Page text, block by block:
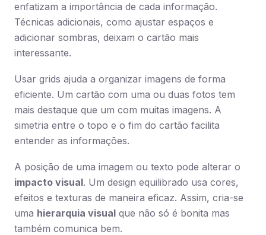
enfatizam a importância de cada informação.
Técnicas adicionais, como ajustar espaços e
adicionar sombras, deixam o cartão mais
interessante.
Usar grids ajuda a organizar imagens de forma
eficiente. Um cartão com uma ou duas fotos tem
mais destaque que um com muitas imagens. A
simetria entre o topo e o fim do cartão facilita
entender as informações.
A posição de uma imagem ou texto pode alterar o
impacto visual. Um design equilibrado usa cores,
efeitos e texturas de maneira eficaz. Assim, cria-se
uma hierarquia visual que não só é bonita mas
também comunica bem.